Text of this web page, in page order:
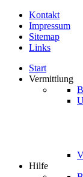
Kontakt
Impressum
Sitemap
Links
Start
Vermittlung
Hilfe